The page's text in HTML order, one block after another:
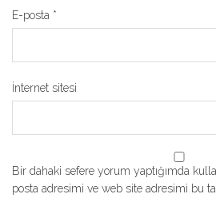
E-posta *
İnternet sitesi
Bir dahaki sefere yorum yaptığımda
posta adresimi ve web site adresimi bu